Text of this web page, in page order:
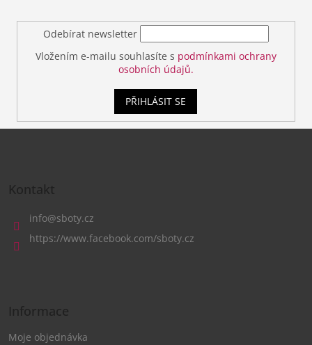
Odebírat newsletter
Vložením e-mailu souhlasíte s podmínkami ochrany
osobních údajů.
PŘIHLÁSIT SE
Kontakt
info@sboty.cz
https://www.facebook.com/sboty.cz
Informace
Moje objednávka